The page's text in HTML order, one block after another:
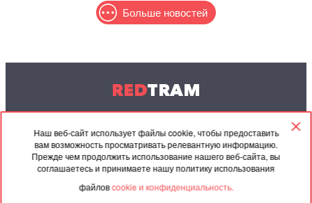
Наш веб-сайт использует файлы cookie, чтобы предоставить
вам возможность просматривать релевантную информацию.
Прежде чем продолжить использование нашего веб-сайта, вы
соглашаетесь и принимаете нашу политику использования
файловcookie и конфиденциальность.
Больше новостей
REDTRAM
© 2004-2026 Redtram, Ltd.
Сотрудничество
Партнёрские
материалы
Архив
Соглашение
Контакты